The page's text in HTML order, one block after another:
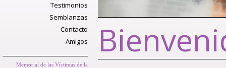
Testimonios
Semblanzas
Contacto
Amigos
Memorial de las Víctimas de la